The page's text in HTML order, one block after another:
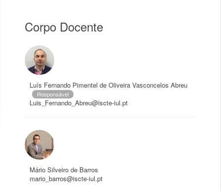
Corpo Docente
Luís Fernando Pimentel de Oliveira Vasconcelos Abreu
Responsável
Luis_Fernando_Abreu@iscte-iul.pt
Mário Silveiro de Barros
mario_barros@iscte-iul.pt